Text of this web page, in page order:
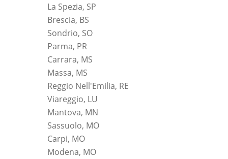
La Spezia, SP
Brescia, BS
Sondrio, SO
Parma, PR
Carrara, MS
Massa, MS
Reggio Nell'Emilia, RE
Viareggio, LU
Mantova, MN
Sassuolo, MO
Carpi, MO
Modena, MO